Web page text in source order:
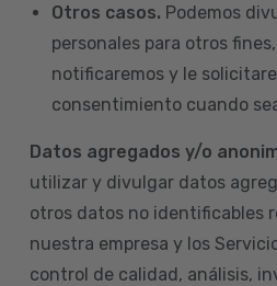
Otros casos. Podemos
personales para otros
notificaremos y le
consentimiento cuando
Datos agregados y/o
utilizar y divulgar datos
otros datos no identificables
nuestra empresa y los
control de calidad, análisis,